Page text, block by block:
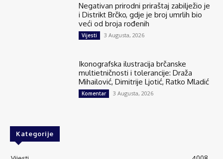
Negativan prirodni priraštaj zabilježio je
i Distrikt Brčko, gdje je broj umrlih bio
veći od broja rođenih
Vijesti 3 Augusta, 2026
Ikonografska ilustracija brčanske
multietničnosti i tolerancije: Draža
Mihailović, Dimitrije Ljotić, Ratko Mladić
Komentar 3 Augusta, 2026
Kategorije